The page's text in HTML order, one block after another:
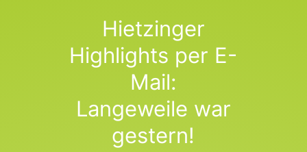
Hietzinger
Highlights per E-
Mail:
Langeweile war
gestern!